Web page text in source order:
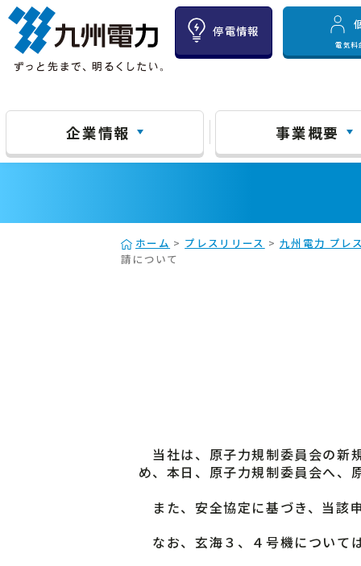
停電情報
電気料
企業情報 事業概要
ホーム > プレスリリース > 九州電力 プレ
請について
当社は、原子力規制委員会の新
め、本日、原子力規制委員会へ、
また、安全協定に基づき、当該
なお、玄海３、４号機について